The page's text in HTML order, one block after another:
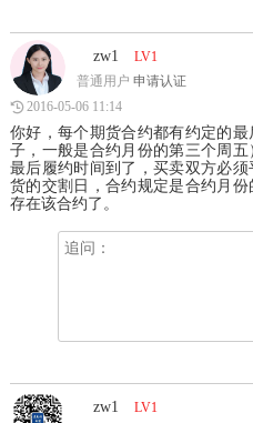
zw1
LV1
普通用户 申请认证
2016-05-06 11:14
你好，每个期货合约都有约定的
子，一般是合约月份的第三个周
最后履约时间到了，买卖双方必
货的交割日，合约规定是合约月
存在该合约了。
zw1
LV1